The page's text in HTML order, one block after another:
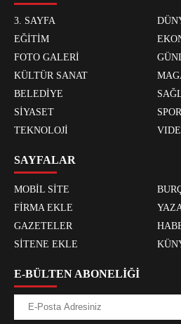
3. SAYFA
EĞİTİM
FOTO GALERİ
KÜLTÜR SANAT
BELEDİYE
SİYASET
SPOR
TEKNOLOJİ
SAYFALAR
MOBİL SİTE
FİRMA EKLE
GAZETELER
SİTENE EKLE
E-BÜLTEN ABONELİĞİ